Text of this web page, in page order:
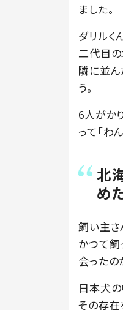
ました。
ダリルく
二代目の
隣に並ん
う。
6人がか
って「わ
北
め
飼い主さ
かつて飼
会ったの
日本犬
その存在